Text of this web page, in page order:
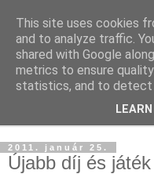
2011. január 25.
Újabb díj és játék
This site uses cookies
and to analyze traffic.
shared with Google
metrics to ensure
statistics, and to detect